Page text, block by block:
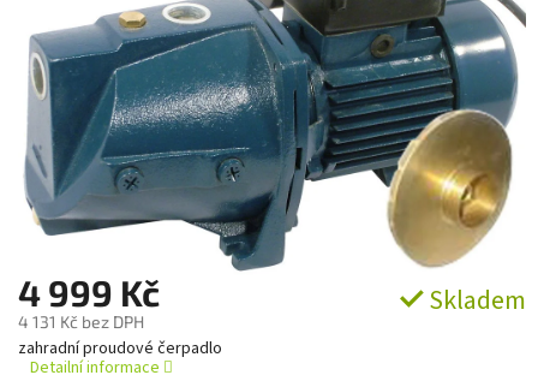
hvězdiček.
4 999 Kč
4 131 Kč bez DPH
Měrná
cena:
Skladem
zahradní proudové čerpadlo
Detailní informace